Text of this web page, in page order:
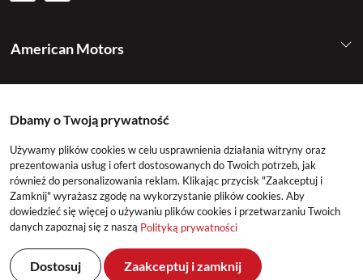
American Motors
Konto
©2026 American Motors All Rights Reserved
Dbamy o Twoją prywatność
Używamy plików cookies w celu usprawnienia działania witryny oraz
prezentowania usług i ofert dostosowanych do Twoich potrzeb, jak
również do personalizowania reklam. Klikając przycisk "Zaakceptuj i
Zamknij" wyrażasz zgodę na wykorzystanie plików cookies. Aby
dowiedzieć się więcej o używaniu plików cookies i przetwarzaniu Twoich
danych zapoznaj się z naszą Polityką prywatności
Dostosuj Zaakceptuj i zamknij